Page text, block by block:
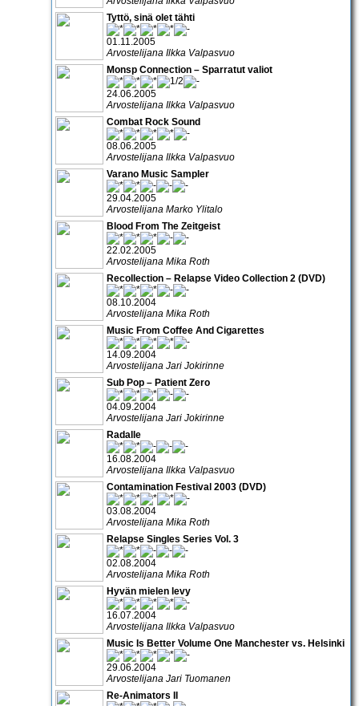
Tyttö, sinä olet tähti
01.11.2005
Arvostelijana Ilkka Valpasvuo
Monsp Connection – Sparratut valiot
24.06.2005
Arvostelijana Ilkka Valpasvuo
Combat Rock Sound
08.06.2005
Arvostelijana Ilkka Valpasvuo
Varano Music Sampler
29.04.2005
Arvostelijana Marko Ylitalo
Blood From The Zeitgeist
22.02.2005
Arvostelijana Mika Roth
Recollection – Relapse Video Collection 2 (DVD)
08.10.2004
Arvostelijana Mika Roth
Music From Coffee And Cigarettes
14.09.2004
Arvostelijana Jari Jokirinne
Sub Pop – Patient Zero
04.09.2004
Arvostelijana Jari Jokirinne
Radalle
16.08.2004
Arvostelijana Ilkka Valpasvuo
Contamination Festival 2003 (DVD)
03.08.2004
Arvostelijana Mika Roth
Relapse Singles Series Vol. 3
02.08.2004
Arvostelijana Mika Roth
Hyvän mielen levy
16.07.2004
Arvostelijana Ilkka Valpasvuo
Music Is Better Volume One Manchester vs. Helsinki
29.06.2004
Arvostelijana Jari Tuomanen
Re-Animators II